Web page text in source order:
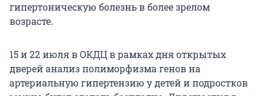
гипертоническую болезнь в более зрелом
возрасте.
15 и 22 июля в ОКДЦ в рамках дня открытых
дверей анализ полиморфизма генов на
артериальную гипертензию у детей и подростков